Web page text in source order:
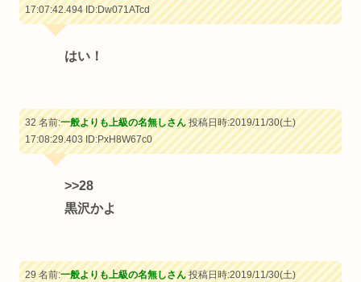
17:07:42.494ID:Dw071ATcd
はい！
32 名前:一般よりも上級の名無しさん投稿日時:2019/11/30(土)
17:08:29.403ID:PxH8W67c0
>>28
黒沢かよ
29 名前:一般よりも上級の名無しさん投稿日時:2019/11/30(土)